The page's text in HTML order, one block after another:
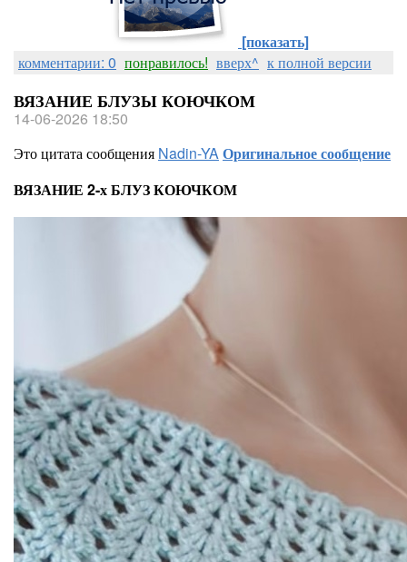
[показать]
комментарии: 0 понравилось! вверх^ к полной версии
ВЯЗАНИЕ БЛУЗЫ КОЮЧКОМ
14-06-2026 18:50
Это цитата сообщения Nadin-YAОригинальное сообщение
ВЯЗАНИЕ 2-х БЛУЗ КОЮЧКОМ